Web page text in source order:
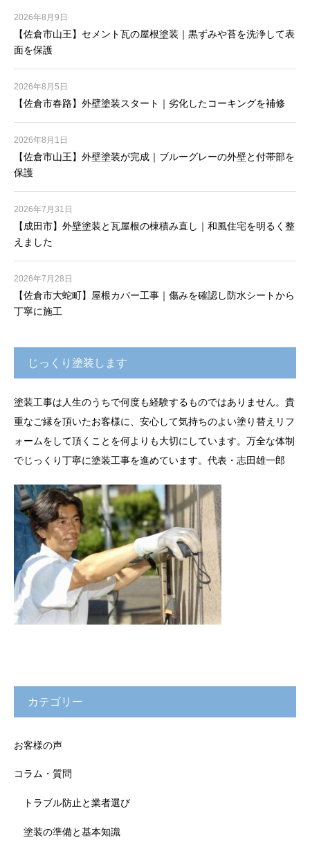
【佐倉市山王】セメント瓦の屋根塗装｜黒ずみや苔を洗浄して表
面を保護
2026年8月9日
【佐倉市春路】外壁塗装スタート｜劣化したコーキングを補修
2026年8月5日
【佐倉市山王】外壁塗装が完成｜ブルーグレーの外壁と付帯部を
保護
2026年8月1日
【成田市】外壁塗装と瓦屋根の棟積み直し｜和風住宅を明るく整
えました
2026年7月31日
【佐倉市大蛇町】屋根カバー工事｜傷みを確認し防水シートから
丁寧に施工
2026年7月28日
じっくり塗装します
塗装工事は人生のうちで何度も経験するものではありません。貴
重なご縁を頂いたお客様に、安心して気持ちのよい塗り替えリフ
ォームをして頂くことを何よりも大切にしています。万全な体制
でじっくり丁寧に塗装工事を進めています。代表・志田雄一郎
カテゴリー
お客様の声
コラム・質問
トラブル防止と業者選び
塗装の準備と基本知識